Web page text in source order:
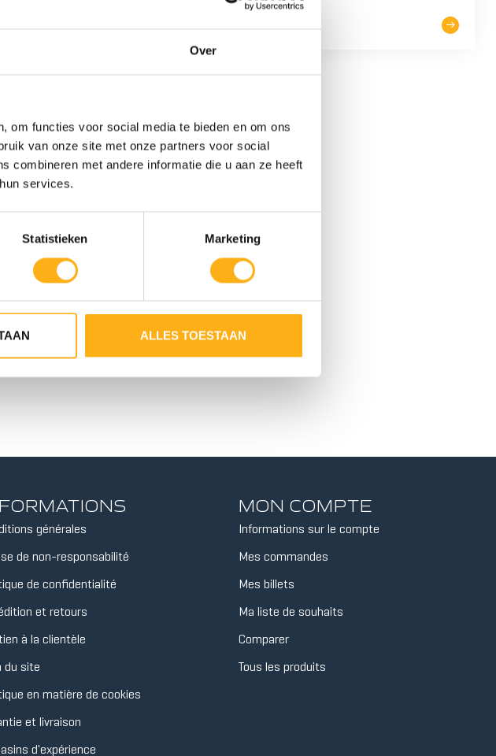
Over
om functies voor social media te bieden en om ons
van onze site met onze partners voor social
combineren met andere informatie die u aan ze heeft
services.
Statistieken Marketing
ALLES TOESTAAN
4 NIVEAUX DE
RÉSISTANCE TWIN
TANK
DE
A propos de
générales
de non-responsabilité
de confidentialité
et retours
à la clientèle
du site
en matière de cookies
et livraison
d'expérience
MON COMPTE
Informations sur le compte
Mes commandes
Mes billets
Ma liste de souhaits
Comparer
Tous les produits